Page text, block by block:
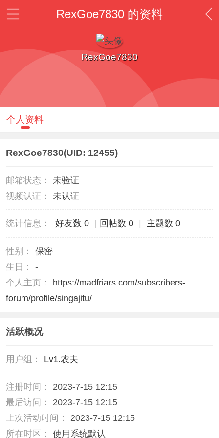
RexGoe7830 的资料
RexGoe7830
个人资料
RexGoe7830(UID: 12455)
邮箱状态：
未验证
视频认证：
未认证
统计信息： 好友数 0 回帖数 0 主题数 0
性别：
保密
生日：
-
个人主页：
https://madfriars.com/subscribers-
forum/profile/singajitu/
活跃概况
用户组： Lv1.农夫
注册时间：
2023-7-15 12:15
最后访问：
2023-7-15 12:15
上次活动时间：
2023-7-15 12:15
所在时区：
使用系统默认